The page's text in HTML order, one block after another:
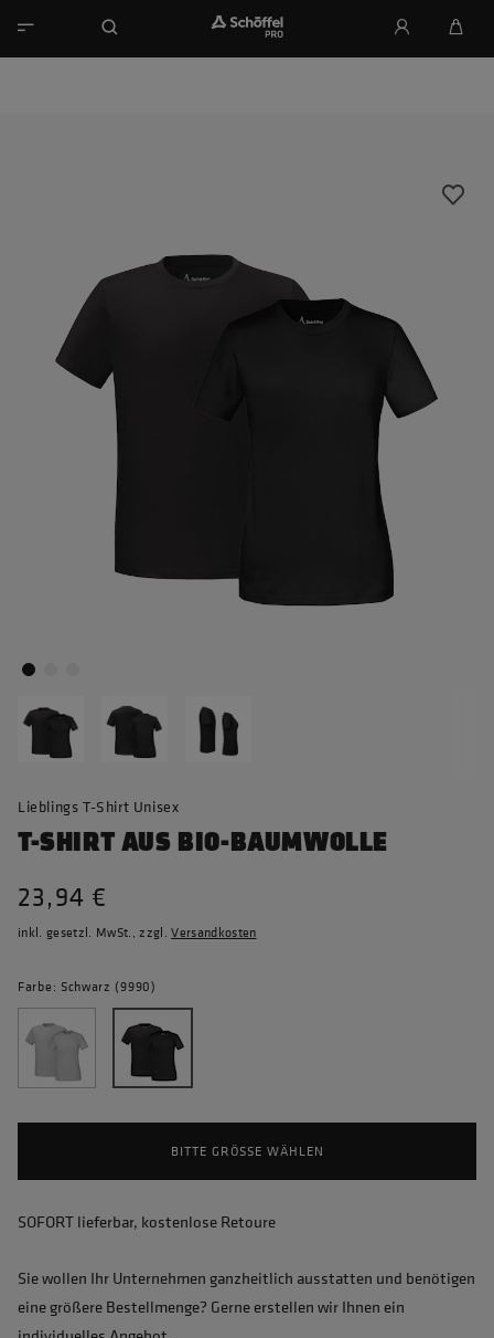
Lieblings T-Shirt Unisex
T-SHIRT AUS BIO-BAUMWOLLE
23,94 €
inkl. gesetzl. MwSt., zzgl.Versandkosten
Farbe: Schwarz (9990)
BITTE GRÖSSE WÄHLEN
SOFORT lieferbar, kostenlose Retoure
Sie wollen Ihr Unternehmen ganzheitlich ausstatten und benötigen
eine größere Bestellmenge? Gerne erstellen wir Ihnen ein